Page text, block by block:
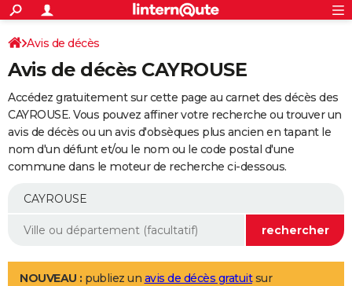
ACTUALITÉS
Politique
Société
Faits Divers
Education
Monde
Villes
+
SPORT
Coupe du monde 2026
Football
Tennis
Cyclisme
Rugby
Forum
Programme TV
TNT
Streaming
Cinéma
Sorties cinéma
Musique
+
FINANCE
Retraite
Epargne
Immobilier
Risques naturels par ville
Banque
Assurance
AUTO
Essais
Réserver un essai
Citadines
Berlines
SUV
Forum auto
+
Mobiles
Meilleur smartphone
Internet
Ordinateurs
Jeux vidéo
Guide high-tech
Aménagement intérieur
LIFESTYLE
Avis de décès
Avis de décès CAYROUSE
Accédez gratuitement sur cette page au carnet des décès des
CAYROUSE. Vous pouvez affiner votre recherche ou trouver un
avis de décès ou un avis d'obsèques plus ancien en tapant le
nom d'un défunt et/ou le nom ou le code postal d'une
commune dans le moteur de recherche ci-dessous.
NOUVEAU : publiez un avis de décès gratuitsur